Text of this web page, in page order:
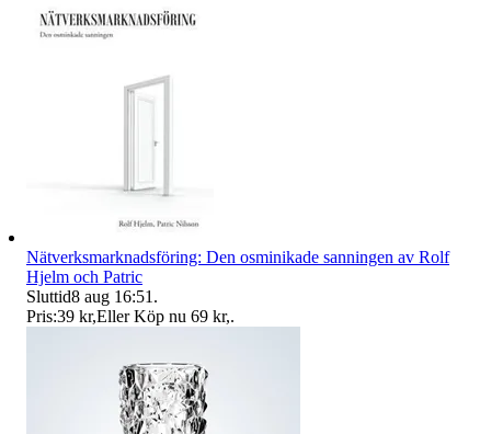
Nätverksmarknadsföring: Den osminikade sanningen av Rolf
Hjelm och Patric
Sluttid8 aug 16:51 .
Pris:39 kr,Eller Köp nu 69 kr,.